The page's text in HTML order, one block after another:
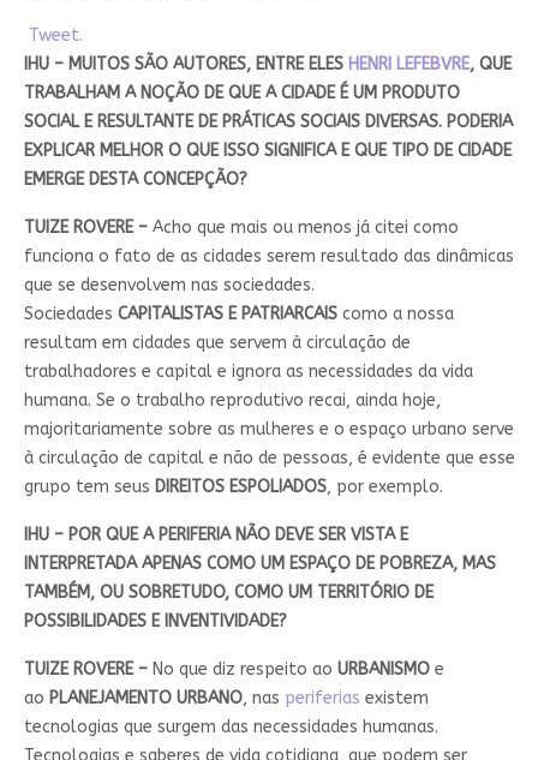
Tweet.
IHU – MUITOS SÃO AUTORES, ENTRE ELES HENRI LEFEBVRE, QUE
TRABALHAM A NOÇÃO DE QUE A CIDADE É UM PRODUTO
SOCIAL E RESULTANTE DE PRÁTICAS SOCIAIS DIVERSAS. PODERIA
EXPLICAR MELHOR O QUE ISSO SIGNIFICA E QUE TIPO DE CIDADE
EMERGE DESTA CONCEPÇÃO?
TUIZE ROVERE –Acho que mais ou menos já citei como
funciona o fato de as cidades serem resultado das dinâmicas
que se desenvolvem nas sociedades.
Sociedades CAPITALISTAS E PATRIARCAIScomo a nossa
resultam em cidades que servem à circulação de
trabalhadores e capital e ignora as necessidades da vida
humana. Se o trabalho reprodutivo recai, ainda hoje,
majoritariamente sobre as mulheres e o espaço urbano serve
à circulação de capital e não de pessoas, é evidente que esse
grupo tem seus DIREITOS ESPOLIADOS, por exemplo.
IHU – POR QUE A PERIFERIA NÃO DEVE SER VISTA E
INTERPRETADA APENAS COMO UM ESPAÇO DE POBREZA, MAS
TAMBÉM, OU SOBRETUDO, COMO UM TERRITÓRIO DE
POSSIBILIDADES E INVENTIVIDADE?
TUIZE ROVERE –No que diz respeito ao URBANISMOe
ao PLANEJAMENTO URBANO, nas periferias existem
tecnologias que surgem das necessidades humanas.